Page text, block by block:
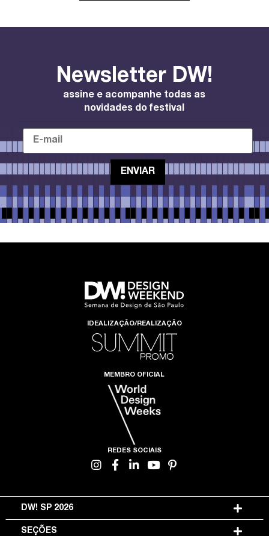
Newsletter DW!
assine e acompanhe todas as
novidades do festival
IDEALIZAÇÃO/REALIZAÇÃO
MEMBRO OFICIAL
REDES SOCIAIS
DW! SP 2026
SEÇÕES